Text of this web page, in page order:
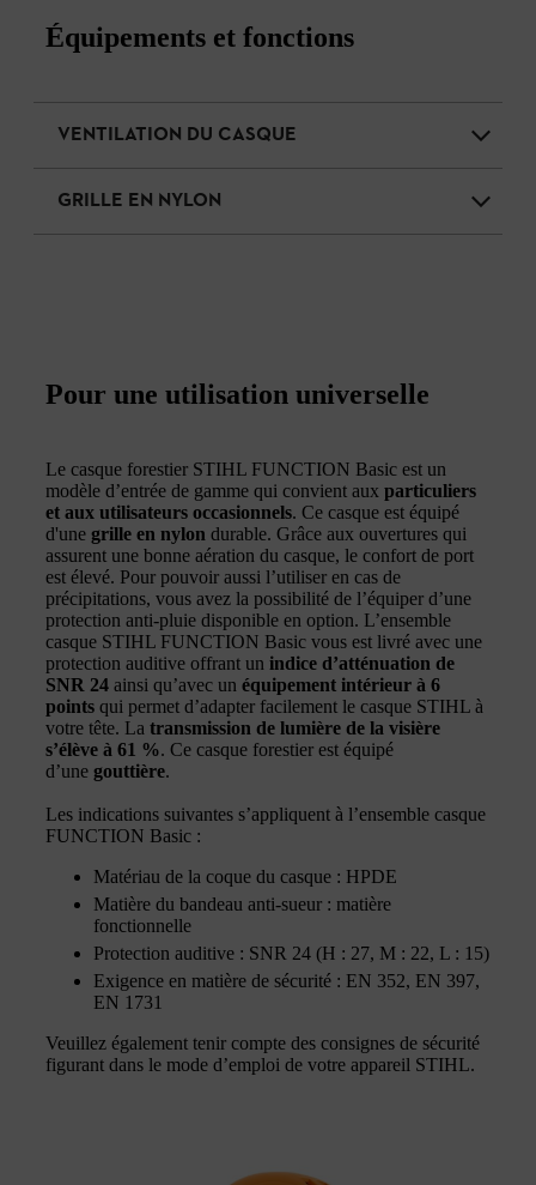
Équipements et fonctions
VENTILATION DU CASQUE
GRILLE EN NYLON
Pour une utilisation universelle
Le casque forestier STIHL FUNCTION Basic est un
modèle d’entrée de gamme qui convient aux particuliers
et aux utilisateurs occasionnels. Ce casque est équipé
d'une grille en nylon durable. Grâce aux ouvertures qui
assurent une bonne aération du casque, le confort de port
est élevé. Pour pouvoir aussi l’utiliser en cas de
précipitations, vous avez la possibilité de l’équiper d’une
protection anti-pluie disponible en option. L’ensemble
casque STIHL FUNCTION Basic vous est livré avec une
protection auditive offrant un indice d’atténuation de
SNR 24 ainsi qu’avec un équipement intérieur à 6
points qui permet d’adapter facilement le casque STIHL à
votre tête. La transmission de lumière de la visière
s’élève à 61 %. Ce casque forestier est équipé
d’une gouttière.
Les indications suivantes s’appliquent à l’ensemble casque
FUNCTION Basic :
Matériau de la coque du casque : HPDE
Matière du bandeau anti-sueur : matière
fonctionnelle
Protection auditive : SNR 24 (H : 27, M : 22, L : 15)
Exigence en matière de sécurité : EN 352, EN 397,
EN 1731
Veuillez également tenir compte des consignes de sécurité
figurant dans le mode d’emploi de votre appareil STIHL.